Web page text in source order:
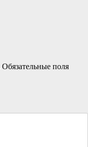
Обязательные поля